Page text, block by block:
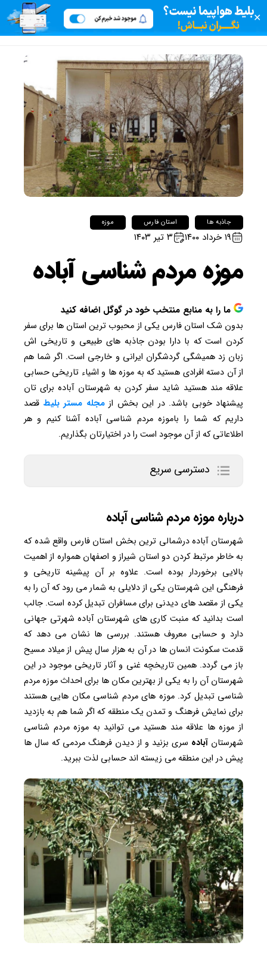
✕
جاذبه ها استان فارس موزه
۱۹ خرداد ۱۴۰۰ ۳ تیر ۱۴۰۳
موزه مردم شناسی آباده
ما را به منابع منتخب خود در گوگل اضافه کنید
بدون شک استان فارس یکی از محبوب ترین استان ها برای سفر
کردن است که با دارا بودن جاذبه های طبیعی و تاریخی اش
زبان زد همیشگی گردشگران ایرانی و خارجی است. اگر شما هم
از آن دسته افرادی هستید که به موزه ها و اشیاء تاریخی حسابی
علاقه مند هستید شاید سفر کردن به شهرستان آباده برای تان
پیشنهاد خوبی باشد. در این بخش ازمجله مستر بلیط قصد
داریم که شما را باموزه مردم شناسی آباده آشنا کنیم و هر
اطلاعاتی که از آن موجود است را در اختیارتان بگذاریم.
دسترسی سریع
درباره موزه مردم شناسی آباده
شهرستان آباده درشمالی ترین بخش استان فارس واقع شده که
به خاطر مرتبط کردن دو استان شیراز و اصفهان همواره از اهمیت
بالایی برخوردار بوده است. علاوه بر آن پیشینه تاریخی و
فرهنگی این شهرستان یکی از دلایلی به شمار می رود که آن را به
یکی از مقصد های دیدنی برای مسافران تبدیل کرده است. جالب
است بدانید که منبت کاری های شهرستان آباده شهرتی جهانی
دارد و حسابی معروف هستند. بررسی ها نشان می دهد که
قدمت سکونت انسان ها در آن به هزار سال پیش از میلاد مسیح
باز می گردد. همین تاریخچه غنی و آثار تاریخی موجود در این
شهرستان آن را به یکی از بهترین مکان ها برای احداث موزه مردم
شناسی تبدیل کرد. موزه های مردم شناسی مکان هایی هستند
برای نمایش فرهنگ و تمدن یک منطقه که اگر شما هم به بازدید
از موزه ها علاقه مند هستید می توانید به موزه مردم شناسی
شهرستان آباده سری بزنید و از دیدن فرهنگ مردمی که سال ها
پیش در این منطقه می زیسته اند حسابی لذت ببرید.